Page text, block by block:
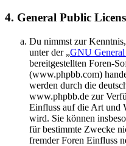
4. General Public
Du nimmst zur
unter der „GNU
bereitgestellten Foren-
(www.phpbb.com)
werden durch die
www.phpbb.de zur
Einfluss auf die Art und
wird. Sie können
für bestimmte Zwecke
fremder Foren Einfluss